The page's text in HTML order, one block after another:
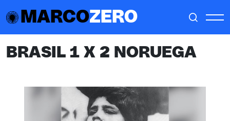
MARCOZERO
BRASIL 1 X 2 NORUEGA